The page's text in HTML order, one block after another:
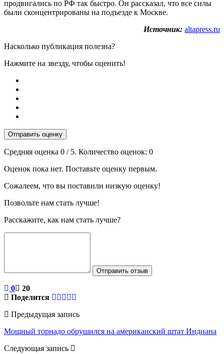
продвигались по РФ так быстро. Он рассказал, что все силы
были сконцентрированы на подъезде к Москве.
Источник: altapress.ru
Насколько публикация полезна?
Нажмите на звезду, чтобы оценить!
Отправить оценку
Средняя оценка 0 / 5. Количество оценок: 0
Оценок пока нет. Поставьте оценку первым.
Сожалеем, что вы поставили низкую оценку!
Позвольте нам стать лучше!
Расскажите, как нам стать лучше?
Отправить отзыв
0
20
Поделится
Предыдущая запись
Мощный торнадо обрушился на американский штат Индиана
Следующая запись